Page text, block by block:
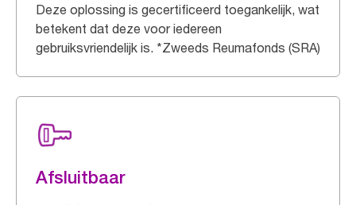
Deze oplossing is gecertificeerd toegankelijk, wat
betekent dat deze voor iedereen
gebruiksvriendelijk is. *Zweeds Reumafonds (SRA)
Afsluitbaar